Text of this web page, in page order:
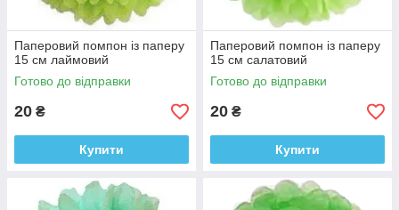
Паперовий помпон із паперу
15 см лаймовий
Готово до відправки
20 ₴
Купити
Паперовий помпон із паперу
15 см салатовий
Готово до відправки
20 ₴
Купити